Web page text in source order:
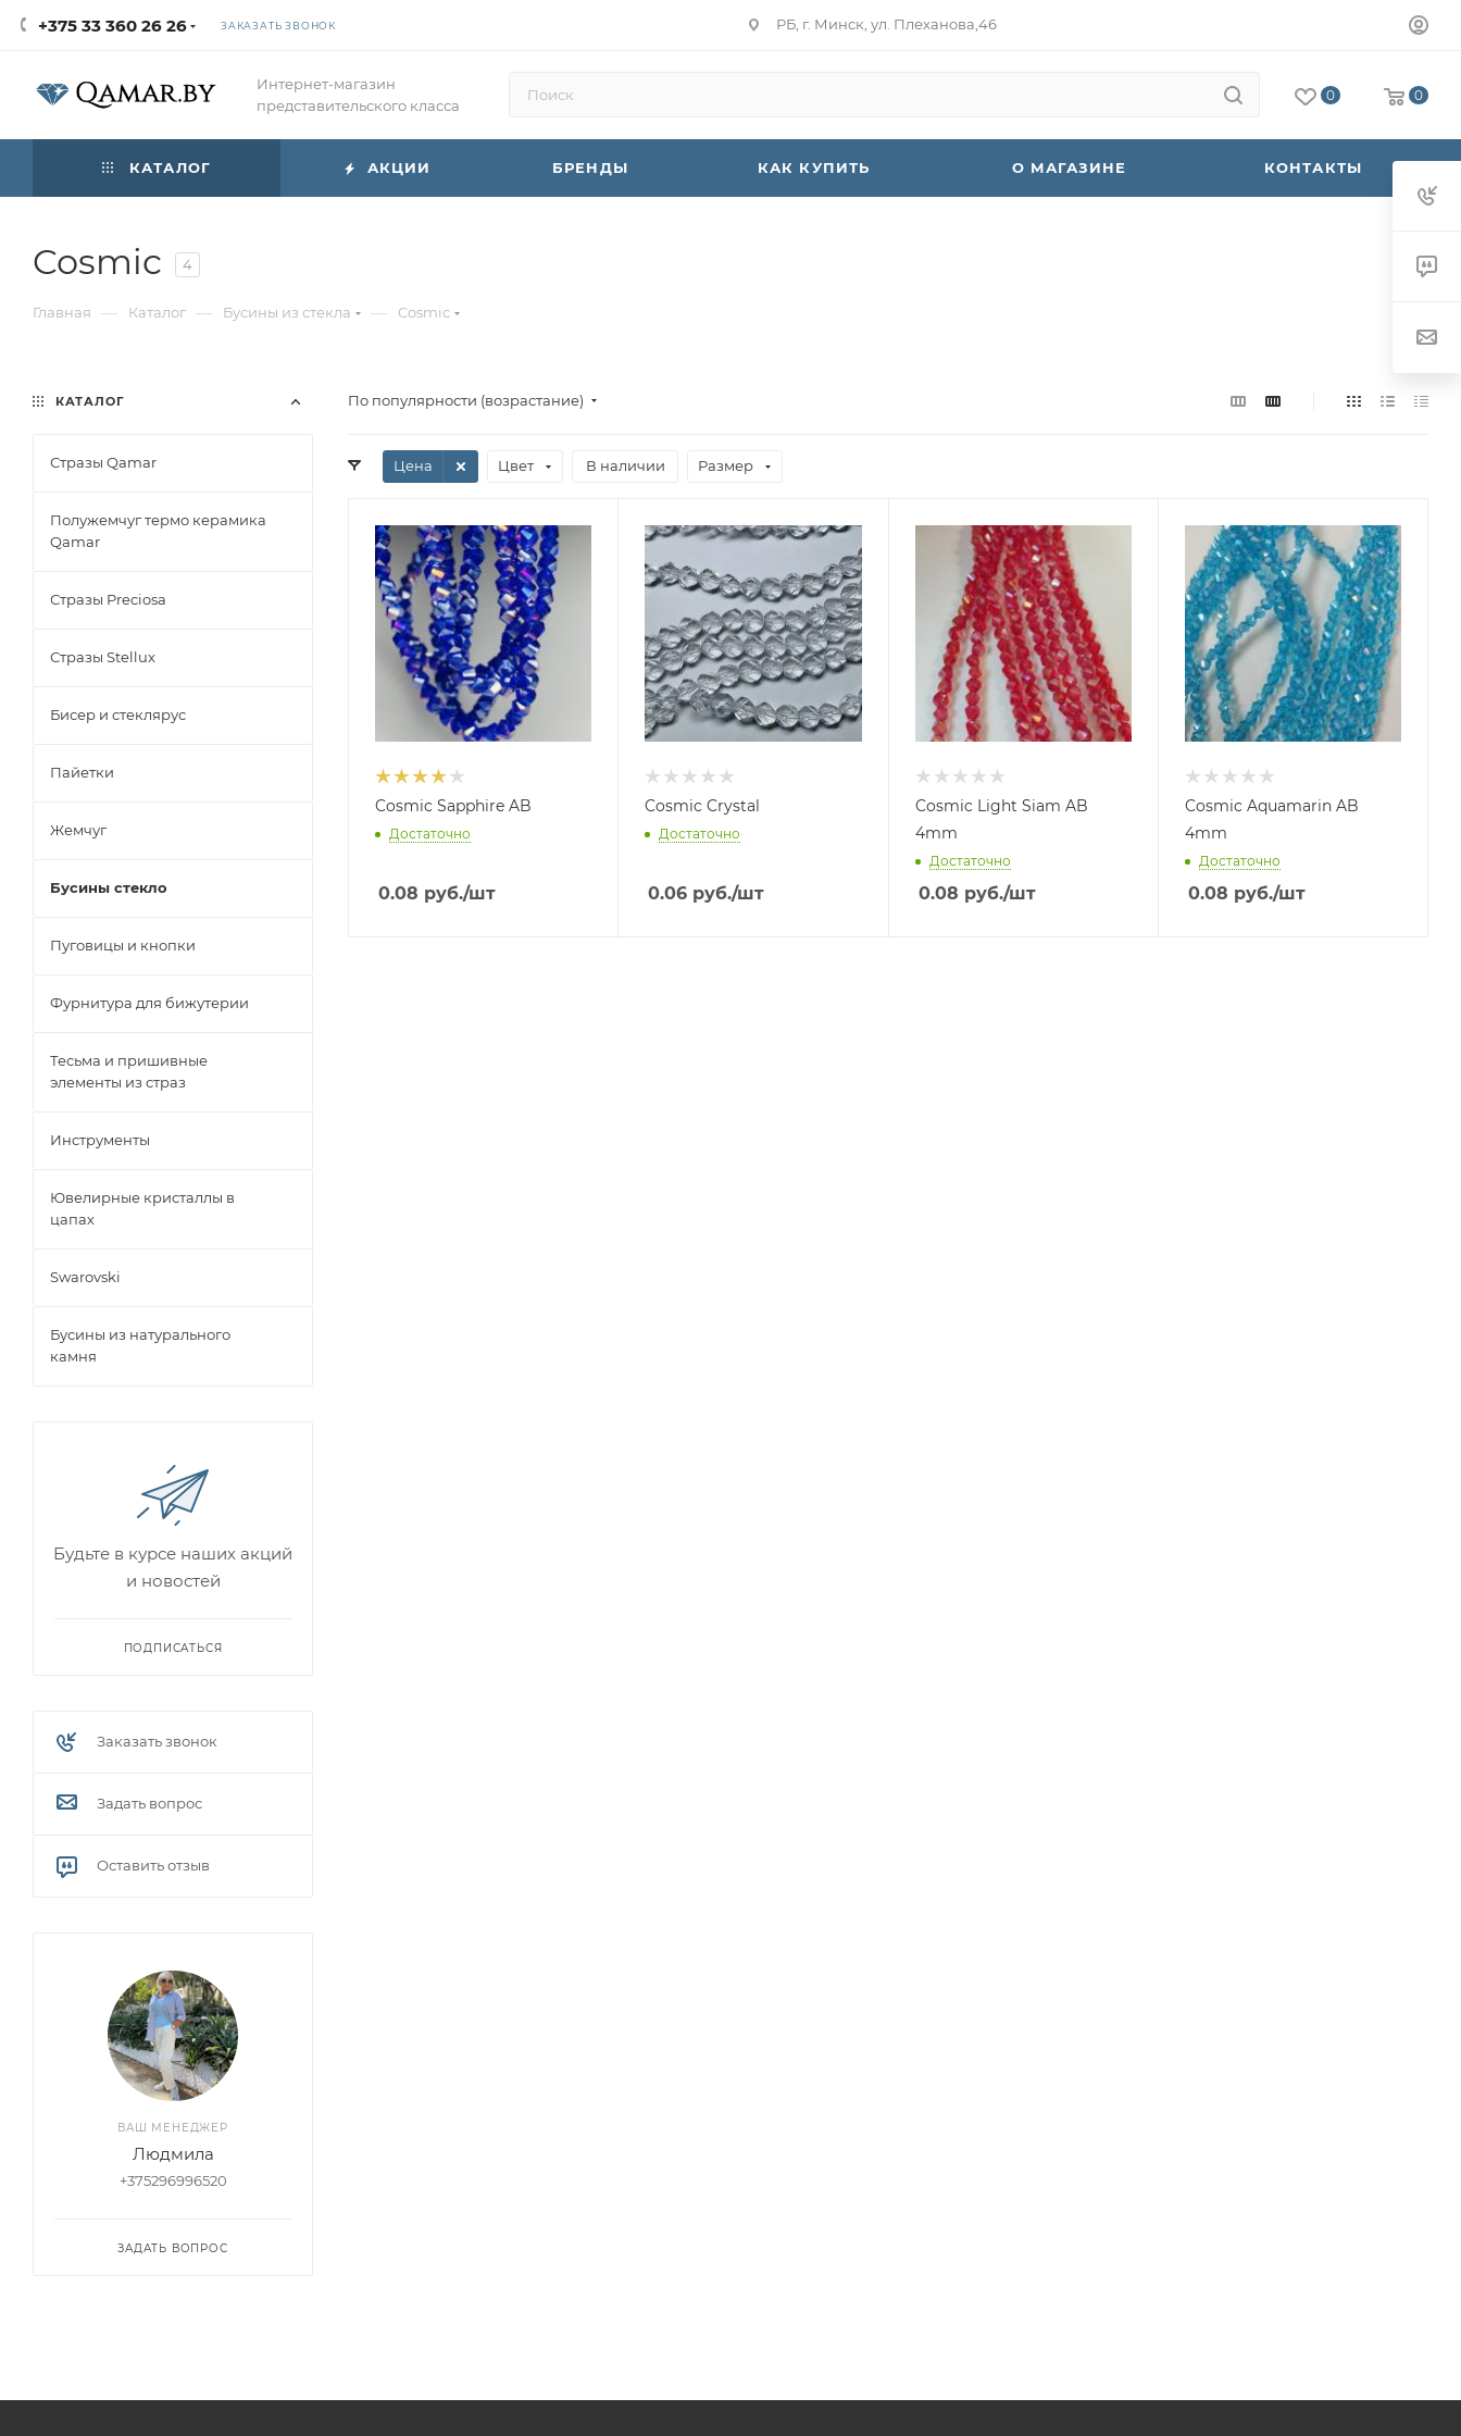
+375 33 360 26 26 ЗАКАЗАТЬ ЗВОНОК РБ, г. Минск, ул. Плеханова,46
Интернет-магазин
представительского класса
0 0
КАТАЛОГ АКЦИИ БРЕНДЫ КАК КУПИТЬ О МАГАЗИНЕ КОНТАКТЫ
Cosmic 4
Главная — Каталог — Бусины из стекла — Cosmic
По популярности (возрастание)
Цена Цвет В наличии Размер
Cosmic Sapphire AB
Достаточно
0.08 руб./шт
Cosmic Crystal
Достаточно
0.06 руб./шт
Cosmic Light Siam AB
4mm
Достаточно
0.08 руб./шт
Cosmic Aquamarin AB
4mm
Достаточно
0.08 руб./шт
КАТАЛОГ
Стразы Qamar
Полужемчуг термо керамика
Qamar
Стразы Preciosa
Стразы Stellux
Бисер и стеклярус
Пайетки
Жемчуг
Бусины стекло
Пуговицы и кнопки
Фурнитура для бижутерии
Тесьма и пришивные
элементы из страз
Инструменты
Ювелирные кристаллы в
цапах
Swarovski
Бусины из натурального
камня
Будьте в курсе наших акций
и новостей
ПОДПИСАТЬСЯ
Заказать звонок
Задать вопрос
Оставить отзыв
ВАШ МЕНЕДЖЕР
Людмила
+375296996520
ЗАДАТЬ ВОПРОС